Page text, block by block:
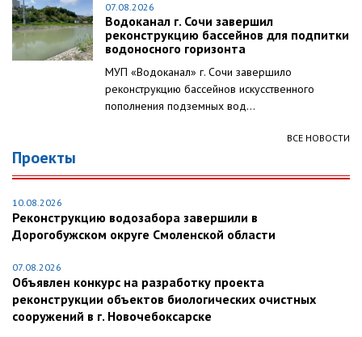
07.08.2026
Водоканал г. Сочи завершил
реконструкцию бассейнов для подпитки
водоносного горизонта
МУП «Водоканал» г. Сочи завершило
реконструкцию бассейнов искусственного
пополнения подземных вод...
ВСЕ НОВОСТИ
Проекты
10.08.2026
Реконструкцию водозабора завершили в
Дорогобужском округе Смоленской области
07.08.2026
Объявлен конкурс на разработку проекта
реконструкции объектов биологических очистных
сооружений в г. Новочебоксарске